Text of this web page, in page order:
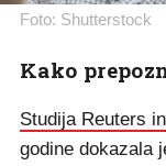
Foto: Shutterstock
Kako
Studija Reuters
godine dokazala